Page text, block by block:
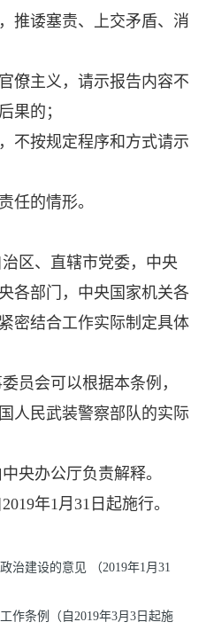
诿塞责、上交矛盾、消
主义，请示报告内容不
果的；
按规定程序和方式请示
的情形。
、直辖市党委，中央
各部门，中央国家机关各
密结合工作实际制定具体
会可以根据本条例，
人民武装警察部队的实际
办公厅负责解释。
年1月31日起施行。
治建设的意见 （2019年1月31
作条例（自2019年3月3日起施